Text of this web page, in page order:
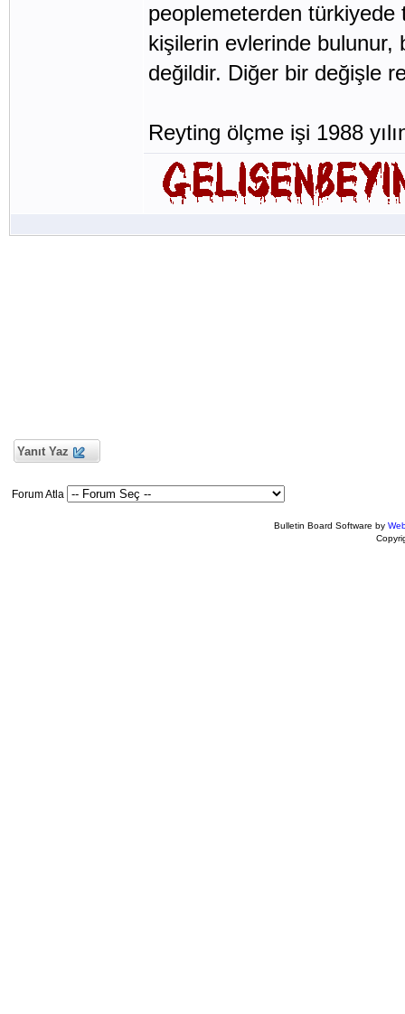
peoplemeterden türkiyede
kişilerin evlerinde
değildir. Diğer bir değişle
Reyting ölçme işi 1988
Yanıt Yaz
Forum Atla
Bulletin Board Software by